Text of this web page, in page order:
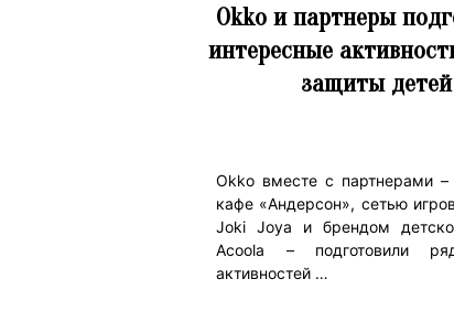
Okko и партнеры
интересные
защиты детей
Okko вместе с партнерами
кафе «Андерсон», сетью
Joki Joya и брендом
Acoola – подготовили
активностей …